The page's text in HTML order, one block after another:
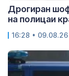
Дрогиран
на полицаи
16:28 • 09.08.26